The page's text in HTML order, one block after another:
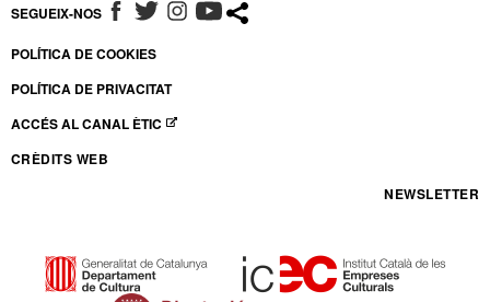
SEGUEIX-NOS ABRE EN NUEVA VENTANA
ABRE EN NUEVA VENTANA
ABRE EN NUEVA VENTANA
ABRE EN NUEVA VENTANA
POLÍTICA DE COOKIES
POLÍTICA DE PRIVACITAT
ACCÉS AL CANAL ÈTIC
ABRE EN NUEVA VENTANA
CRÈDITS WEB
NEWSLETTER